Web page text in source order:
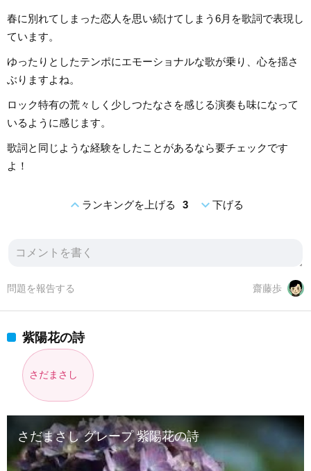
春に別れてしまった恋人を思い続けてしまう6月を歌詞で表現し
ています。
ゆったりとしたテンポにエモーショナルな歌が乗り、心を揺さ
ぶりますよね。
ロック特有の荒々しく少しつたなさを感じる演奏も味になって
いるように感じます。
歌詞と同じような経験をしたことがあるなら要チェックです
よ！
expand_lessランキングを上げる 3 expand_more下げる
齋藤歩
問題を報告する
紫陽花の詩
さだまさし
さだまさし グレープ 紫陽花の詩